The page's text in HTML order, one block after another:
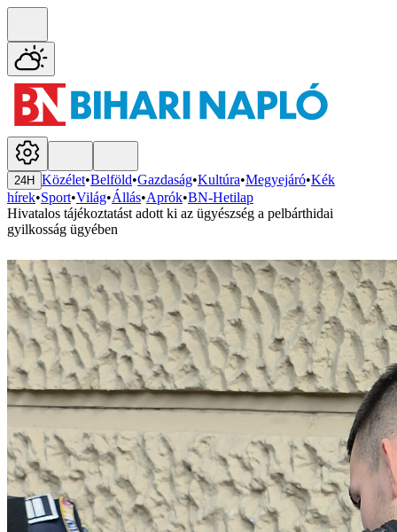
24H Közélet•Belföld•Gazdaság•Kultúra•Megyejáró•Kék
hírek•Sport•Világ•Állás•Aprók•BN-Hetilap
Hivatalos tájékoztatást adott ki az ügyészség a pelbárthidai
gyilkosság ügyében